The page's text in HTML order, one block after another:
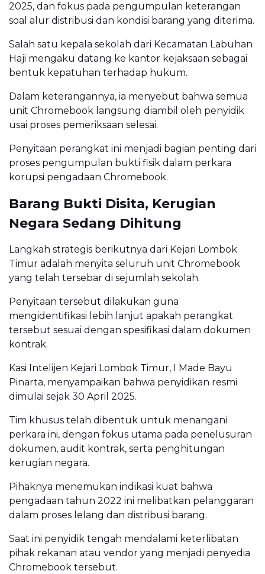
2025, dan fokus pada pengumpulan keterangan
soal alur distribusi dan kondisi barang yang diterima.
Salah satu kepala sekolah dari Kecamatan Labuhan
Haji mengaku datang ke kantor kejaksaan sebagai
bentuk kepatuhan terhadap hukum.
Dalam keterangannya, ia menyebut bahwa semua
unit Chromebook langsung diambil oleh penyidik
usai proses pemeriksaan selesai.
Penyitaan perangkat ini menjadi bagian penting dari
proses pengumpulan bukti fisik dalam perkara
korupsi pengadaan Chromebook.
Barang Bukti Disita, Kerugian
Negara Sedang Dihitung
Langkah strategis berikutnya dari Kejari Lombok
Timur adalah menyita seluruh unit Chromebook
yang telah tersebar di sejumlah sekolah.
Penyitaan tersebut dilakukan guna
mengidentifikasi lebih lanjut apakah perangkat
tersebut sesuai dengan spesifikasi dalam dokumen
kontrak.
Kasi Intelijen Kejari Lombok Timur, I Made Bayu
Pinarta, menyampaikan bahwa penyidikan resmi
dimulai sejak 30 April 2025.
Tim khusus telah dibentuk untuk menangani
perkara ini, dengan fokus utama pada penelusuran
dokumen, audit kontrak, serta penghitungan
kerugian negara.
Pihaknya menemukan indikasi kuat bahwa
pengadaan tahun 2022 ini melibatkan pelanggaran
dalam proses lelang dan distribusi barang.
Saat ini penyidik tengah mendalami keterlibatan
pihak rekanan atau vendor yang menjadi penyedia
Chromebook tersebut.